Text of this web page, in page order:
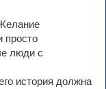
просто
люди с
история должна